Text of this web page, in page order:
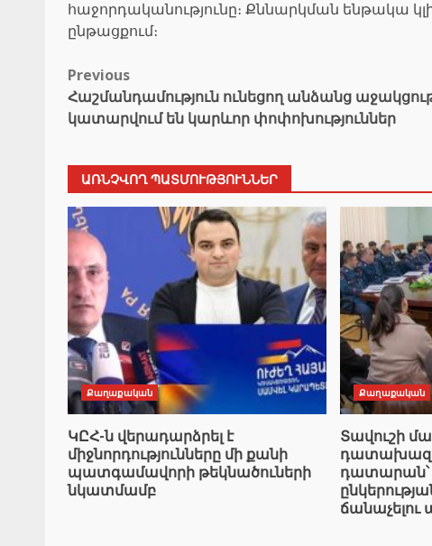
հաջորդականությունը։ Քննարկման ենթակա
ընթացքում։
Post
navigation
Previous
Հաշմանդամություն ունեցող անձանց
կատարվում են կարևոր փոփոխություններ
ԱՌՆՉՎՈՂ ՊԱՏՄՈՒԹՅՈՒՆՆԵՐ
Քաղաքական
ԿԸՀ-ն վերադարձրել է
միջնորդությունները մի քանի
պատգամավորի թեկնածուների
նկատմամբ
Քաղաքական
Տավուշի
դատարան՝